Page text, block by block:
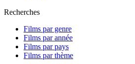
Recherches
Films par genre
Films par année
Films par pays
Films par thème